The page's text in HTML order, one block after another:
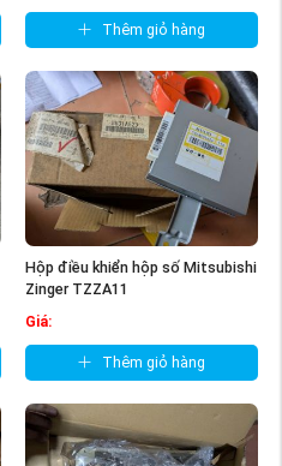
Thêm giỏ hàng
Hộp điều khiển hộp số Mitsubishi
Zinger TZZA11
Giá:
Thêm giỏ hàng